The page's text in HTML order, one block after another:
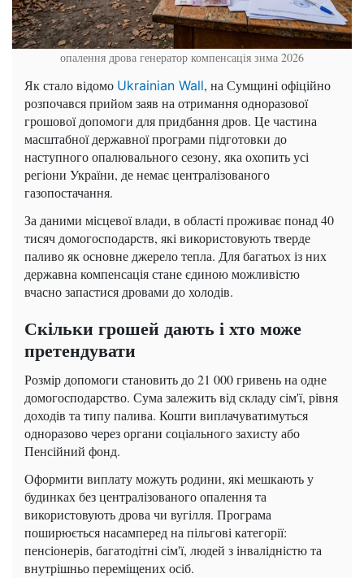
опалення дрова генератор компенсація зима 2026
Як стало відомо Ukrainian Wall, на Сумщині офіційно
розпочався прийом заяв на отримання одноразової
грошової допомоги для придбання дров. Це частина
масштабної державної програми підготовки до
наступного опалювального сезону, яка охопить усі
регіони України, де немає централізованого
газопостачання.
За даними місцевої влади, в області проживає понад 40
тисяч домогосподарств, які використовують тверде
паливо як основне джерело тепла. Для багатьох із них
державна компенсація стане єдиною можливістю
вчасно запастися дровами до холодів.
Скільки грошей дають і хто може
претендувати
Розмір допомоги становить до 21 000 гривень на одне
домогосподарство. Сума залежить від складу сім'ї, рівня
доходів та типу палива. Кошти виплачуватимуться
одноразово через органи соціального захисту або
Пенсійний фонд.
Оформити виплату можуть родини, які мешкають у
будинках без централізованого опалення та
використовують дрова чи вугілля. Програма
поширюється насамперед на пільгові категорії:
пенсіонерів, багатодітні сім'ї, людей з інвалідністю та
внутрішньо переміщених осіб.